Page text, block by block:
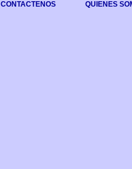
CONTACTENOS QUIENES